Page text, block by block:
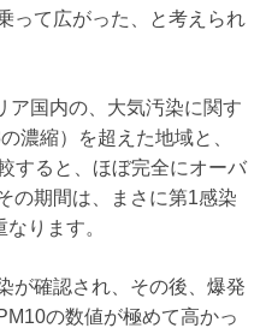
って広がった、と考えられ
ア国内の、大気汚染に関す
濃縮）を超えた地域と、
すると、ほぼ完全にオーバ
の期間は、まさに第1感染
ります。
が確認され、その後、爆発
の数値が極めて高かっ